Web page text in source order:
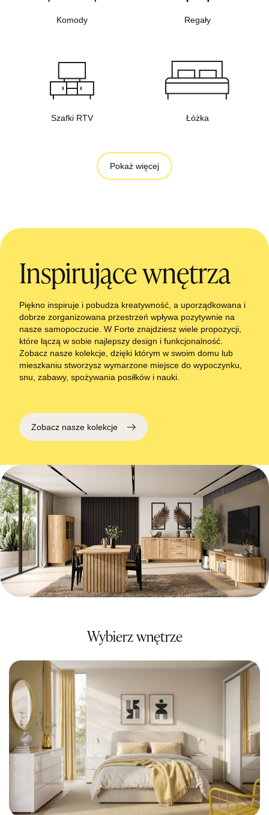
Komody Regały
Szafki RTV Łóżka
Pokaż więcej
Inspirujące wnętrza
Piękno inspiruje i pobudza kreatywność, a uporządkowana i
dobrze zorganizowana przestrzeń wpływa pozytywnie na
nasze samopoczucie. W Forte znajdziesz wiele propozycji,
które łączą w sobie najlepszy design i funkcjonalność.
Zobacz nasze kolekcje, dzięki którym w swoim domu lub
mieszkaniu stworzysz wymarzone miejsce do wypoczynku,
snu, zabawy, spożywania posiłków i nauki.
Zobacz nasze kolekcje
Wybierz wnętrze